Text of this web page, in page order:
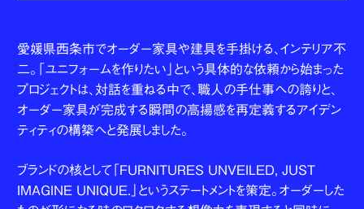
愛媛県西条市でオーダー家具や建具を手掛ける、インテリア不
二。「ユニフォームを作りたい」という具体的な依頼から始まった
プロジェクトは、対話を重ねる中で、職人の手仕事への誇りと、
オーダー家具が完成する瞬間の高揚感を再定義するアイデン
ティティの構築へと発展しました。
ブランドの核として「FURNITURES UNVEILED, JUST
IMAGINE UNIQUE.」というステートメントを策定。オーダーした